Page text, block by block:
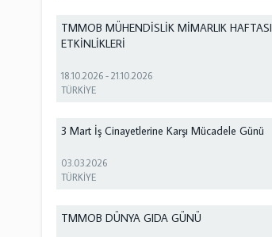
TMMOB MÜHENDİSLİK MİMARLIK HAFTASI
ETKİNLİKLERİ
18.10.2026 -21.10.2026
TÜRKİYE
3 Mart İş Cinayetlerine Karşı Mücadele Günü
03.03.2026
TÜRKİYE
TMMOB DÜNYA GIDA GÜNÜ